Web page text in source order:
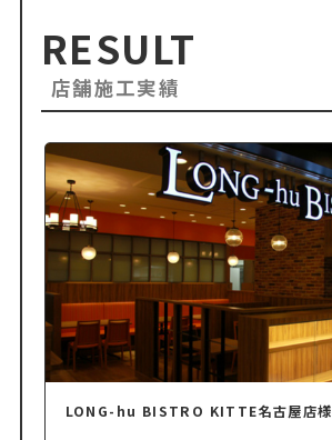
RESULT
店舗施工実績
LONG-hu BISTRO KITTE名古屋店様